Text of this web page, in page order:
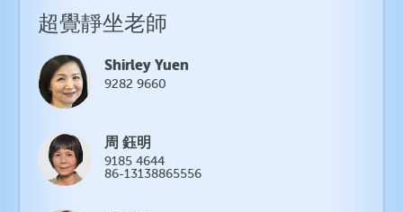
超覺靜坐老師
Shirley Yuen
9282 9660
周 鈺明
9185 4644
86-13138865556